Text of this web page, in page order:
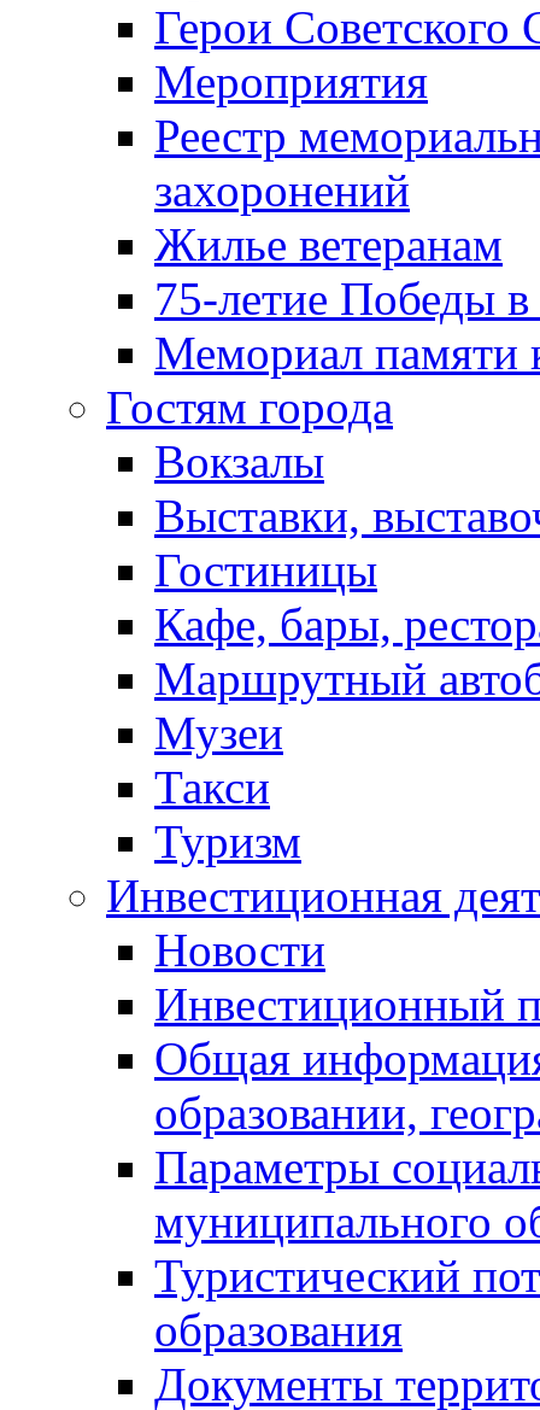
Герои Советского
Мероприятия
Реестр
захоронений
Жилье ветеранам
75-летие Победы
Мемориал памяти
Гостям города
Вокзалы
Выставки,
Гостиницы
Кафе, бары,
Маршрутный
Музеи
Такси
Туризм
Инвестиционная
Новости
Инвестиционный
Общая
образовании,
Параметры
муниципального
Туристический
образования
Документы